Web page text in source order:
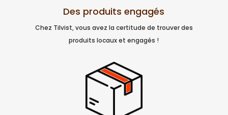
Des produits engagés
Chez Tilvist, vous avez la certitude de trouver des
produits locaux et engagés !